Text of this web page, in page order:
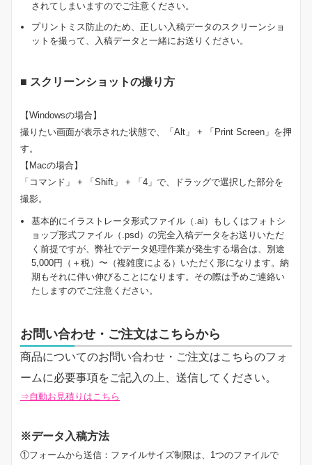
されてしまいますのでご注意ください。
プリントミス防止のため、正しい入稿データのスクリーンショ
ットを撮って、入稿データと一緒にお送りください。
■ スクリーンショットの撮り方
【Windowsの場合】
撮りたい画面が表示された状態で、「Alt」 + 「Print Screen」を押
す。
【Macの場合】
「コマンド」 + 「Shift」 + 「4」で、ドラッグで選択した部分を
撮影。
基本的にイラストレータ形式ファイル（.ai）もしくはフォトシ
ョップ形式ファイル（.psd）の完全入稿データをお送りいただ
く前提ですが、弊社でデータ処理作業が発生する場合は、別途
5,000円（＋税）〜（複雑度による）いただく形になります。納
期もそれに伴い伸びることになります。その際は予めご連絡い
たしますのでご注意ください。
お問い合わせ・ご注文はこちらから
商品についてのお問い合わせ・ご注文はこちらのフォ
ームに必要事項をご記入の上、送信してください。
⇒自動お見積りはこちら
※データ入稿方法
①フォームから送信：ファイルサイズ制限は、1つのファイルで